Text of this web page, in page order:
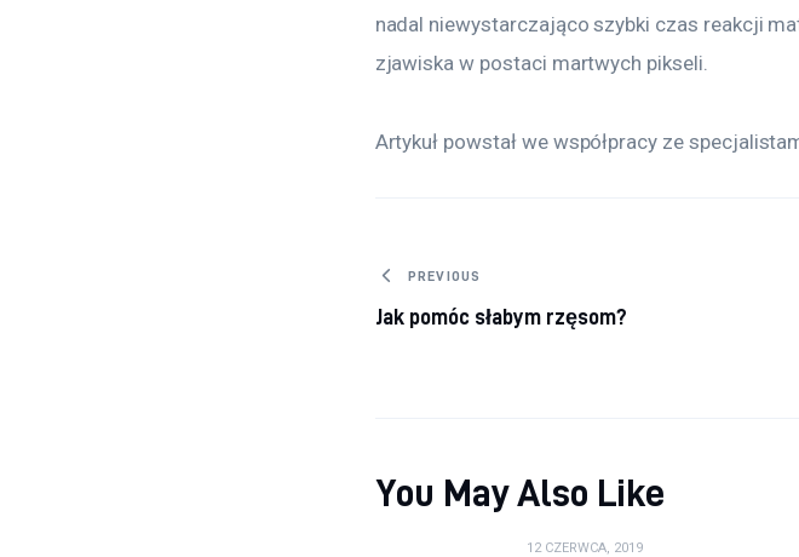
nadal niewystarczająco szybki czas reakcji
zjawiska w postaci martwych pikseli.
Artykuł powstał we współpracy ze
Nawigacja wpisu
PREVIOUS
Jak pomóc słabym rzęsom?
You May Also Like
12 CZERWCA, 2019